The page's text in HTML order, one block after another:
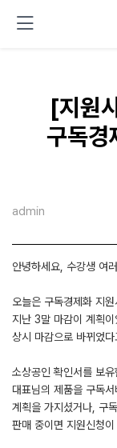
[지원
구독경
admin
안녕하세요, 수강생 여
오늘은 구독경제화 지
지난 3말 마감이 계획이
상시 마감으로 바뀌었
소상공인 확인서를 보유
대표님의 제품을 구독
계획을 가지셨거나, 구
판매 중이면 지원신청